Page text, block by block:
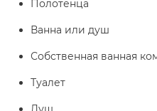
Полотенца
Ванна или душ
Собственная ванная
Туалет